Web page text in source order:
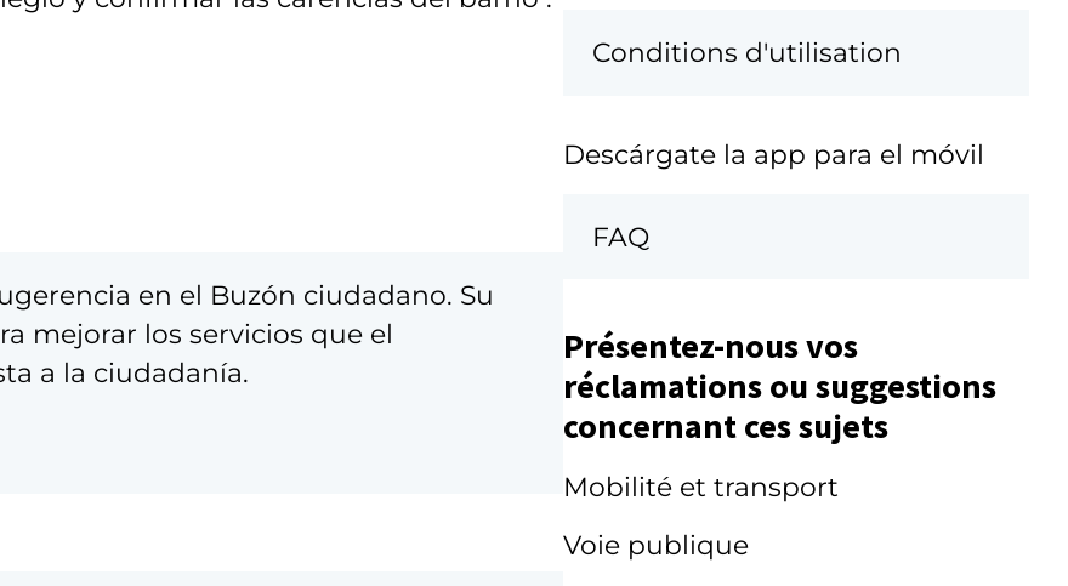
en el Buzón ciudadano. Su
mejorar los servicios que el
a la ciudadanía.
Conditions d'utilisation
Descárgate la app para el móvil
FAQ
Présentez-nous vos
réclamations ou suggestions
concernant ces sujets
Mobilité et transport
Voie publique